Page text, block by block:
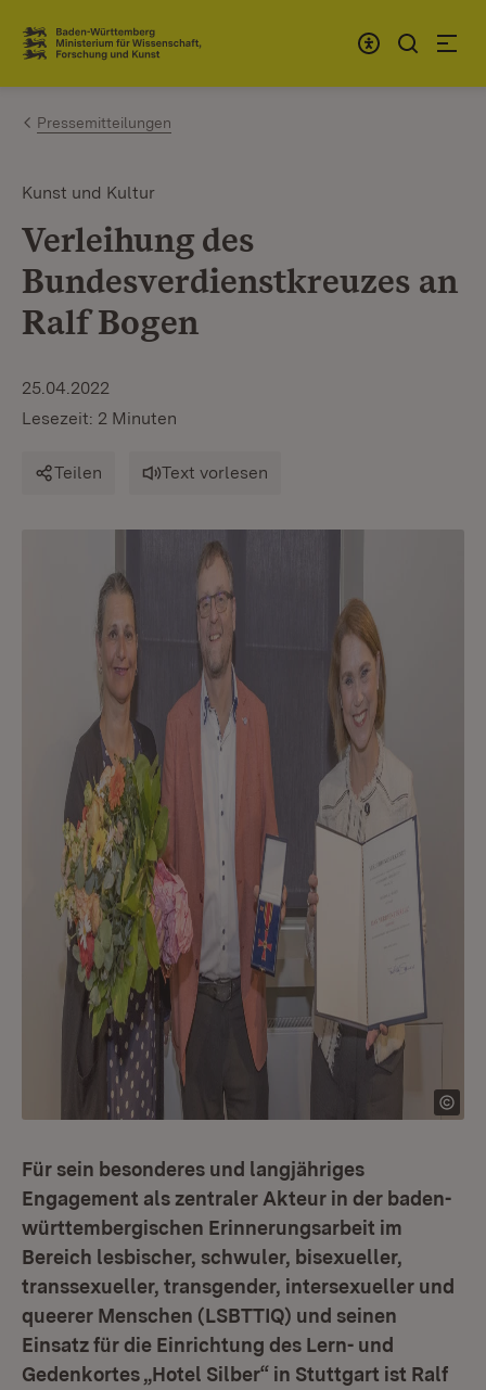
Zum Inhalt springen
Link zur Startseite
Pressemitteilungen
Kunst und Kultur
Verleihung des
Bundesverdienstkreuzes an
Ralf Bogen
25.04.2022
Lesezeit: 2 Minuten
Teilen Text vorlesen
Für sein besonderes und langjähriges
Engagement als zentraler Akteur in der baden-
württembergischen Erinnerungsarbeit im
Bereich lesbischer, schwuler, bisexueller,
transsexueller, transgender, intersexueller und
queerer Menschen (LSBTTIQ) und seinen
Einsatz für die Einrichtung des Lern- und
Gedenkortes „Hotel Silber“ in Stuttgart ist Ralf